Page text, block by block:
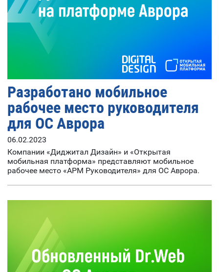
Разработано мобильное
рабочее место руководителя
для ОС Аврора
06.02.2023
Компании «Диджитал Дизайн» и «Открытая
мобильная платформа» представляют мобильное
рабочее место «АРМ Руководителя» для ОС Аврора.